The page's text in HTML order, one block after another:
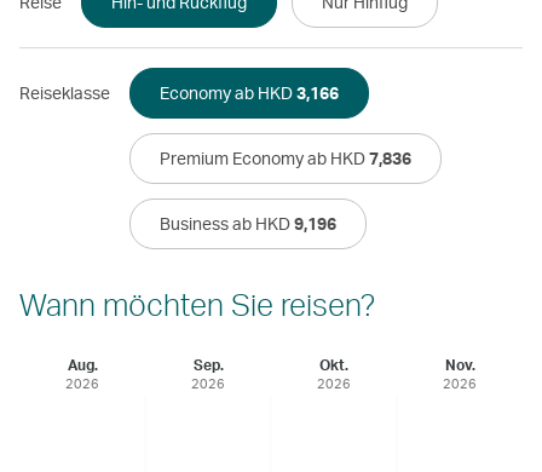
Reiseklasse Economy ab HKD3,166
Premium Economy ab HKD7,836
Business ab HKD9,196
Wann möchten Sie reisen?
Aug.
2026
Sep.
2026
Okt.
2026
Nov.
2026